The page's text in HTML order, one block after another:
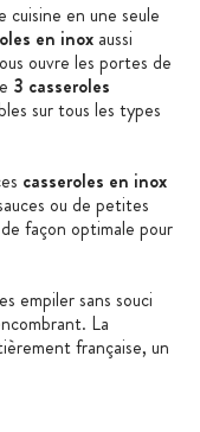
en une seule
en inox aussi
ouvre les portes de
3 casseroles
sur tous les types
casseroles en inox
ou de petites
façon optimale pour
empiler sans souci
La
française, un